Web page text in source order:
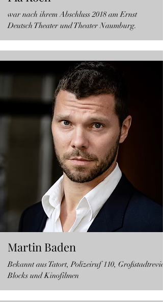
war nach ihrem Abschluss 2018 am Ernst
Deutsch Theater und Theater Naumburg.
Martin Baden
Bekannt ausTatort,Polizeiruf 110, Großstadtrevier
Blocks und Kinofilmen